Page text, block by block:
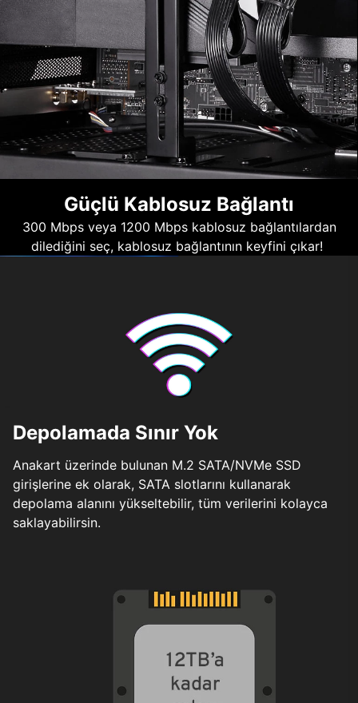
Güçlü Kablosuz Bağlantı
300 Mbps veya 1200 Mbps kablosuz bağlantılardan
dilediğini seç, kablosuz bağlantının keyfini çıkar!
Depolamada Sınır Yok
Anakart üzerinde bulunan M.2 SATA/NVMe SSD
girişlerine ek olarak, SATA slotlarını kullanarak
depolama alanını yükseltebilir, tüm verilerini kolayca
saklayabilirsin.